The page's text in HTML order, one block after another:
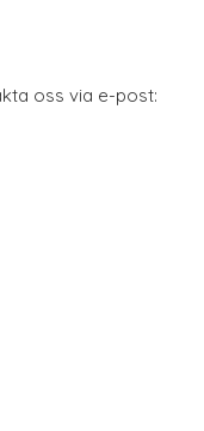
oss via e-post: